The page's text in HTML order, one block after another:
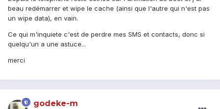
beau redémarrer et wipe le cache (ainsi que l'autre qui n'est pas
un wipe data), en vain.
Ce qui m'inquiete c'est de perdre mes SMS et contacts, donc si
quelqu'un a une astuce...
merci
godeke-m